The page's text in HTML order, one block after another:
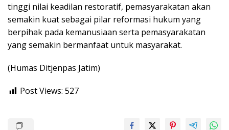
tinggi nilai keadilan restoratif, pemasyarakatan akan
semakin kuat sebagai pilar reformasi hukum yang
berpihak pada kemanusiaan serta pemasyarakatan
yang semakin bermanfaat untuk masyarakat.
(Humas Ditjenpas Jatim)
Post Views: 527